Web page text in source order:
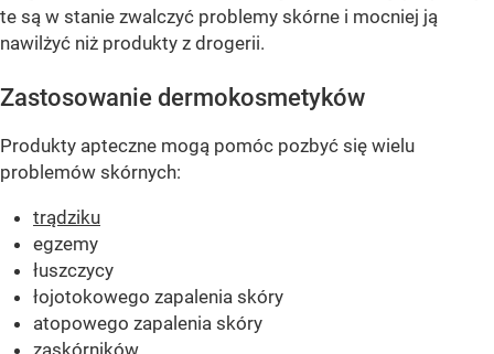
te są w stanie zwalczyć problemy skórne i mocniej ją
nawilżyć niż produkty z drogerii.
Zastosowanie dermokosmetyków
Produkty apteczne mogą pomóc pozbyć się wielu
problemów skórnych:
trądziku
egzemy
łuszczycy
łojotokowego zapalenia skóry
atopowego zapalenia skóry